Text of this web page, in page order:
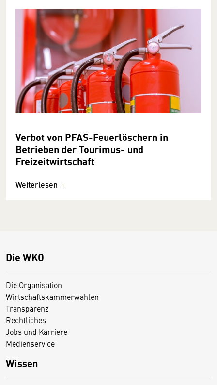
Verbot von PFAS-Feuerlöschern in
Betrieben der Tourimus- und
Freizeitwirtschaft
Weiterlesen
Die WKO
Die Organisation
Wirtschaftskammerwahlen
Transparenz
Rechtliches
Jobs und Karriere
Medienservice
Wissen